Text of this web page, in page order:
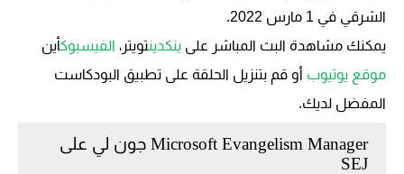
الشرقي في 1 مارس 2022
.
يمكنك مشاهدة البث المباشر على ينكدينتويتر، الفيسبوكأين
موقع يوتيوب أو قم بتنزيل الحلقة على تطبيق البودكاست
المفضل لديك.
Microsoft Evangelism Manager جون لي على
SEJ